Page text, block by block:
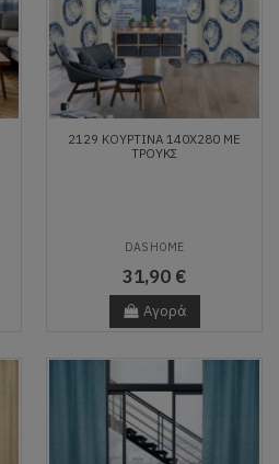
2129 ΚΟΥΡΤΙΝΑ 140Χ280 ΜΕ
ΤΡΟΥΚΣ
DAS HOME
31,90 €
Αγορά